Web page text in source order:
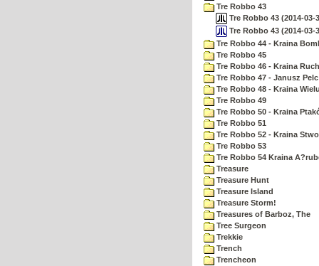
Tre Robbo 43
Tre Robbo 43 (2014-
Tre Robbo 43 (2014-
Tre Robbo 44 - Kraina
Tre Robbo 45
Tre Robbo 46 - Kraina
Tre Robbo 47 - Janusz
Tre Robbo 48 - Kraina
Tre Robbo 49
Tre Robbo 50 - Kraina
Tre Robbo 51
Tre Robbo 52 - Kraina
Tre Robbo 53
Tre Robbo 54 Kraina
Treasure
Treasure Hunt
Treasure Island
Treasure Storm!
Treasures of Barboz, The
Tree Surgeon
Trekkie
Trench
Trencheon